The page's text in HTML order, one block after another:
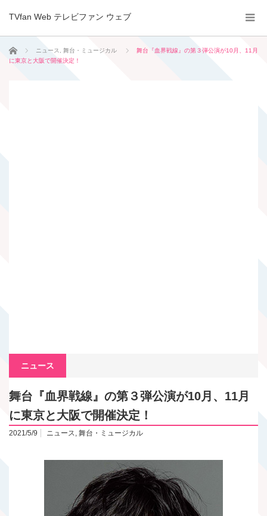
TVfan Web テレビファン ウェブ
ホーム ニュース 舞台・ミュージカル
舞台『血界戦線』の第３弾公演が10月、11月
に東京と大阪で開催決定！
ニュース
舞台『血界戦線』の第３弾公演が10月、11月
に東京と大阪で開催決定！
2021/5/9 ニュース, 舞台・ミュージカル